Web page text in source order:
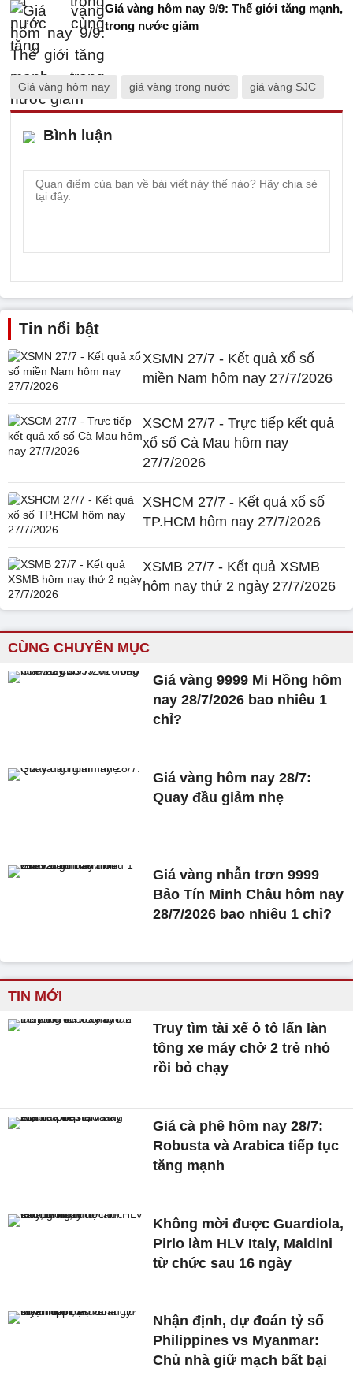
Giá vàng hôm nay 9/9: Thế giới tăng mạnh,
trong nước giảm
Giá vàng hôm nay giá vàng trong nước giá vàng SJC
Bình luận
Tin nổi bật
XSMN 27/7 - Kết quả xổ số
miền Nam hôm nay 27/7/2026
XSCM 27/7 - Trực tiếp kết quả
xổ số Cà Mau hôm nay
27/7/2026
XSHCM 27/7 - Kết quả xổ số
TP.HCM hôm nay 27/7/2026
XSMB 27/7 - Kết quả XSMB
hôm nay thứ 2 ngày 27/7/2026
CÙNG CHUYÊN MỤC
Giá vàng 9999 Mi Hồng hôm
nay 28/7/2026 bao nhiêu 1
chỉ?
Giá vàng hôm nay 28/7:
Quay đầu giảm nhẹ
Giá vàng nhẫn trơn 9999
Bảo Tín Minh Châu hôm nay
28/7/2026 bao nhiêu 1 chỉ?
TIN MỚI
Truy tìm tài xế ô tô lấn làn
tông xe máy chở 2 trẻ nhỏ
rồi bỏ chạy
Giá cà phê hôm nay 28/7:
Robusta và Arabica tiếp tục
tăng mạnh
Không mời được Guardiola,
Pirlo làm HLV Italy, Maldini
từ chức sau 16 ngày
Nhận định, dự đoán tỷ số
Philippines vs Myanmar:
Chủ nhà giữ mạch bất bại